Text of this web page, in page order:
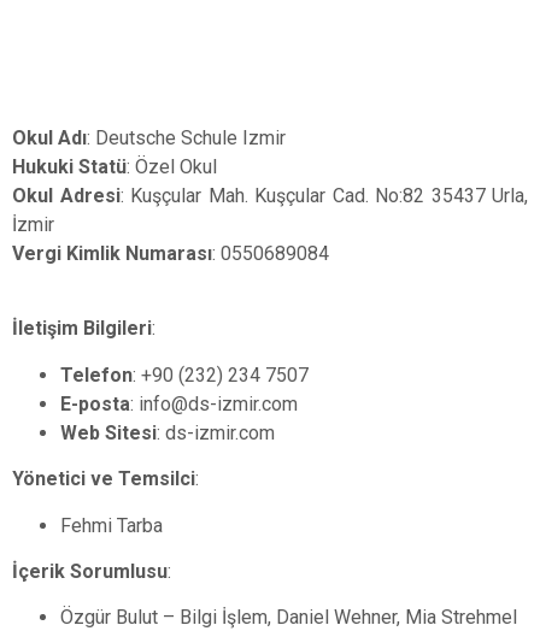
Okul Adı: Deutsche Schule Izmir
Hukuki Statü: Özel Okul
Okul Adresi: Kuşçular Mah. Kuşçular Cad. No:82 35437 Urla,
İzmir
Vergi Kimlik Numarası: 0550689084
İletişim Bilgileri:
Telefon: +90 (232) 234 7507
E-posta: info@ds-izmir.com
Web Sitesi: ds-izmir.com
Yönetici ve Temsilci:
Fehmi Tarba
İçerik Sorumlusu:
Özgür Bulut – Bilgi İşlem, Daniel Wehner, Mia Strehmel